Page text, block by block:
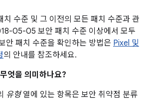
수준 및 그 이전의 모든 패치 수준과 관
05-05 보안 패치 수준 이상에서 모두
안 패치 수준을 확인하는 방법은 Pixel 및
의 안내를 참조하세요.
엇을 의미하나요?
유형열에 있는 항목은 보안 취약점 분류